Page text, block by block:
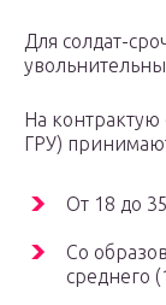
Для солдат-
На контрактую
ГРУ)
От 18 до
Со
среднего